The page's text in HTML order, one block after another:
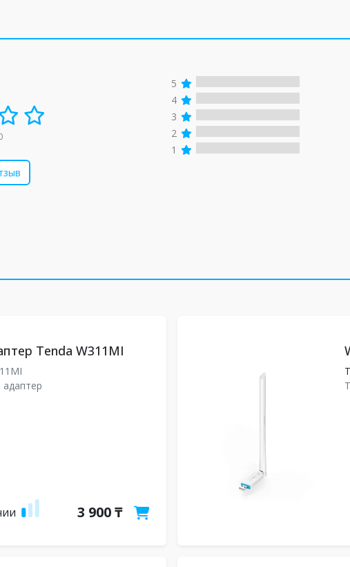
5
4
3
2
1
Tenda W311MI
адаптер
3 900 ₸